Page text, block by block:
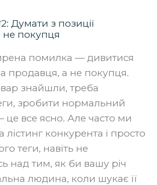
Думати з позиції
не покупця
помилка — дивитися
продавця, а не покупця.
знайшли, треба
зробити нормальний
це все ясно. Але часто ми
конкурента і просто
теги, навіть не
над тим, як би вашу річ
людина, коли шукає її